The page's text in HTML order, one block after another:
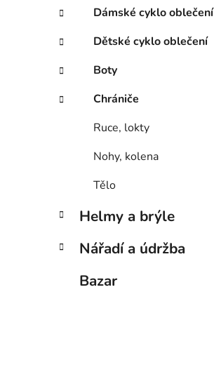
Dámské cyklo oblečení
Dětské cyklo oblečení
Boty
Chrániče
Ruce, lokty
Nohy, kolena
Tělo
Helmy a brýle
Nářadí a údržba
Bazar